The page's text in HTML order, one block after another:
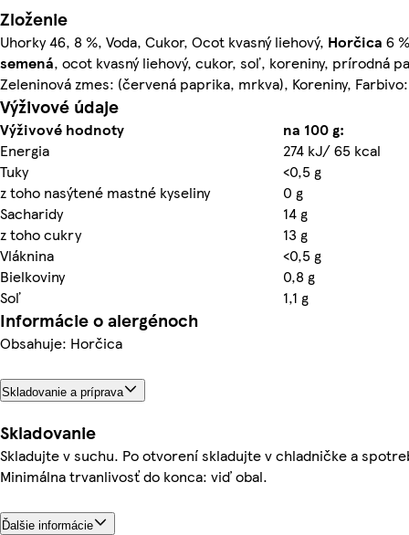
Zloženie
Uhorky 46, 8 %, Voda, Cukor, Ocot kvasný liehový, Horčica 6
semená, ocot kvasný liehový, cukor, soľ, koreniny, prírodná
Zeleninová zmes: (červená paprika, mrkva), Koreniny,
Výživové údaje
Výživové hodnoty
na 100 g:
Energia
274 kJ/ 65 kcal
Tuky
<0,5 g
z toho nasýtené mastné kyseliny
0 g
Sacharidy
14 g
z toho cukry
13 g
Vláknina
<0,5 g
Bielkoviny
0,8 g
Soľ
1,1 g
Informácie o alergénoch
Obsahuje: Horčica
Skladovanie a príprava
Skladovanie
Skladujte v suchu. Po otvorení skladujte v chladničke a
Minimálna trvanlivosť do konca: viď obal.
Ďalšie informácie